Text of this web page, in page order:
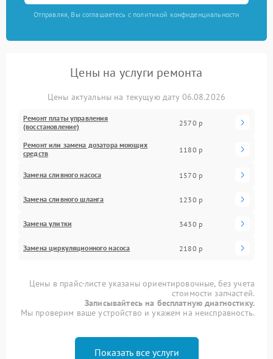
Отправляя, Вы соглашаетесь с политикой конфиденциальности
Цены на услуги ремонта
Цены актуальны на текущую дату 06.08.2026
Ремонт платы управления
(восстановление)
2570 р
Ремонт или замена дозатора моющих
средств
1180 р
Замена сливного насоса 1570 р
Замена сливного шланга 1230 р
Замена улитки 3430 р
Замена циркуляционного насоса 2180 р
Цены в прайс-листе указаны ориентировочные, без учета
стоимости запчастей.
Записывайтесь на бесплатную диагностику.
Мы проверим ваше устройство и укажем на неисправность.
Показать все услуги